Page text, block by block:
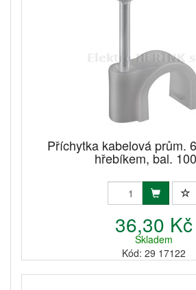
Příchytka kabelová prům.
hřebíkem, bal.
36,30 Kč
Skladem
Kód: 29 17122